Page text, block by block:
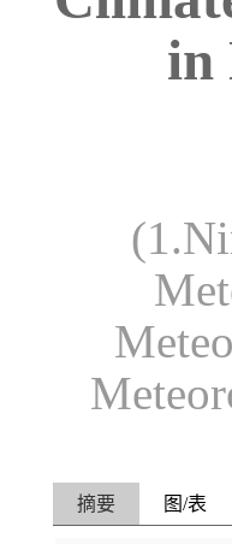
in
摘要 图/表